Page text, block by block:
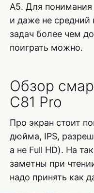
A5. Для понимания
и даже не средний
задач более чем
поиграть можно.
Обзор
C81 Pro
Про экран стоит
дюйма, IPS,
а не Full HD). На
заметны при
надо принять как